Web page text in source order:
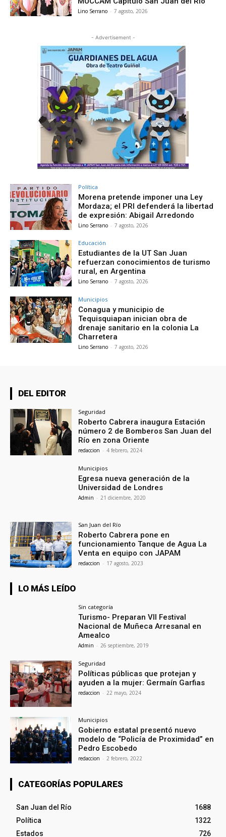
Lino Serrano - 7 agosto, 2026
- Advertisement -
Política
Morena pretende imponer una Ley
Mordaza; el PRI defenderá la libertad
de expresión: Abigail Arredondo
Lino Serrano - 7 agosto, 2026
Educación
Estudiantes de la UT San Juan
refuerzan conocimientos de turismo
rural, en Argentina
Lino Serrano - 7 agosto, 2026
Municipios
Conagua y municipio de
Tequisquiapan inician obra de
drenaje sanitario en la colonia La
Charretera
Lino Serrano - 7 agosto, 2026
DEL EDITOR
Seguridad
Roberto Cabrera inaugura Estación
número 2 de Bomberos San Juan del
Río en zona Oriente
redaccion - 4 febrero, 2024
Municipios
Egresa nueva generación de la
Universidad de Londres
Admin - 21 diciembre, 2020
San Juan del Río
Roberto Cabrera pone en
funcionamiento Tanque de Agua La
Venta en equipo con JAPAM
redaccion - 17 agosto, 2023
LO MÁS LEÍDO
Sin categoría
Turismo- Preparan VII Festival
Nacional de Muñeca Arresanal en
Amealco
Admin - 26 septiembre, 2019
Seguridad
Políticas públicas que protejan y
ayuden a la mujer: Germaín Garfias
redaccion - 22 mayo, 2024
Municipios
Gobierno estatal presentó nuevo
modelo de “Policía de Proximidad” en
Pedro Escobedo
redaccion - 2 febrero, 2022
CATEGORÍAS POPULARES
San Juan del Río
1688
Política
1322
Estados
726